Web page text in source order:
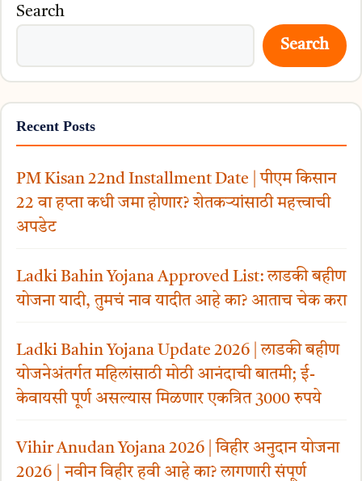
Search
Search
Recent Posts
PM Kisan 22nd Installment Date | पीएम किसान
22 वा हप्ता कधी जमा होणार? शेतकऱ्यांसाठी महत्त्वाची
अपडेट
Ladki Bahin Yojana Approved List: लाडकी बहीण
योजना यादी, तुमचं नाव यादीत आहे का? आताच चेक करा
Ladki Bahin Yojana Update 2026 | लाडकी बहीण
योजनेअंतर्गत महिलांसाठी मोठी आनंदाची बातमी; ई-
केवायसी पूर्ण असल्यास मिळणार एकत्रित 3000 रुपये
Vihir Anudan Yojana 2026 | विहीर अनुदान योजना
2026 | नवीन विहीर हवी आहे का? लागणारी संपूर्ण